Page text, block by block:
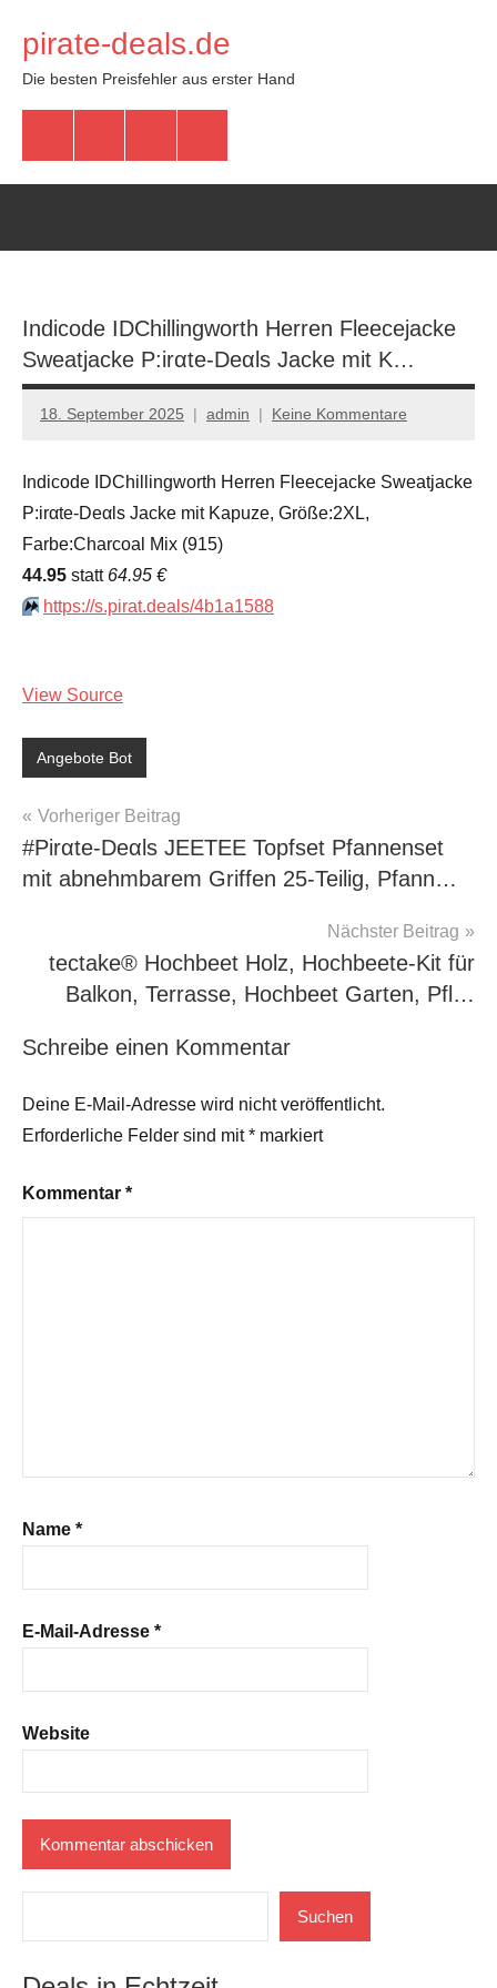
Inhalt
springen
pirate-deals.de
Die besten Preisfehler aus erster Hand
Indicode IDChillingworth Herren Fleecejacke
Sweatjacke P:irαtе-Dеαls Jacke mit K…
18. September 2025 admin Keine Kommentare
Indicode IDChillingworth Herren Fleecejacke Sweatjacke
P:irαtе-Dеαls Jacke mit Kapuze, Größe:2XL,
Farbe:Charcoal Mix (915)
44.95 statt 64.95 €
⏩️ https://s.pirat.deals/4b1a1588
View Source
Angebote Bot
Beitragsnavigation
Vorheriger Beitrag
#Pirαtе-Dеαls JEETEE Topfset Pfannenset
mit abnehmbarem Griffen 25-Teilig, Pfann…
Nächster Beitrag
tectake® Hochbeet Holz, Hochbeete-Kit für
Balkon, Terrasse, Hochbeet Garten, Pfl…
Schreibe einen Kommentar
Deine E-Mail-Adresse wird nicht veröffentlicht.
Erforderliche Felder sind mit* markiert
Kommentar *
Name *
E-Mail-Adresse *
Website
Suchen